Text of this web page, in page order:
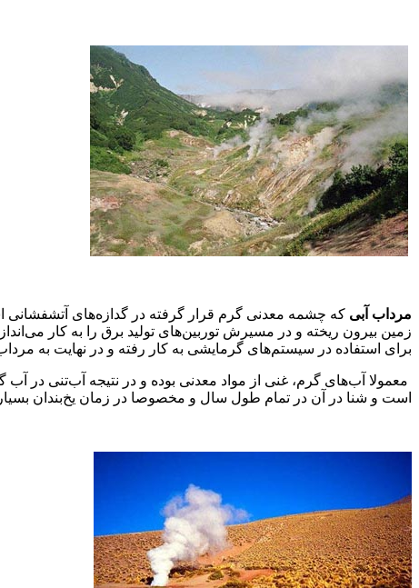
مرداب آبی که چشمه معدنی گرم قرار گرفته در گدازه‌های آتشفشانی
زمین بیرون ریخته و در مسیرش توربین‌های تولید برق را به کار
برای استفاده در سیستم‌های گرمایشی به کار رفته و در نهایت به
است و شنا در آن در تمام طول سال و مخصوصا در زمان یخ‌بندان